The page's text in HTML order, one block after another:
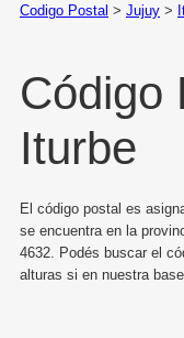
Codigo Postal > Jujuy >
Código
Iturbe
El código postal es
se encuentra en la
4632. Podés buscar el
alturas si en nuestra